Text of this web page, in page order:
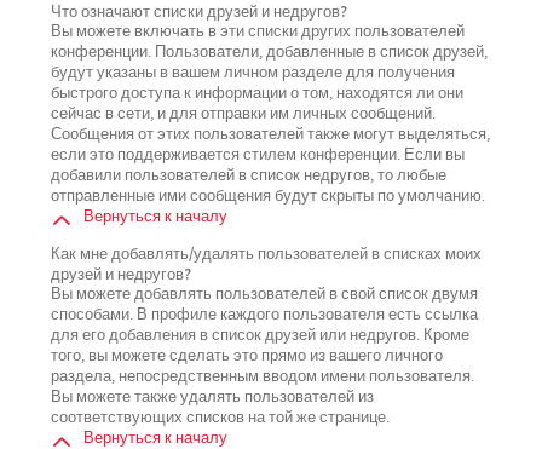
Что означают списки друзей и недругов?
Вы можете включать в эти списки других пользователей
конференции. Пользователи, добавленные в список друзей,
будут указаны в вашем личном разделе для получения
быстрого доступа к информации о том, находятся ли они
сейчас в сети, и для отправки им личных сообщений.
Сообщения от этих пользователей также могут выделяться,
если это поддерживается стилем конференции. Если вы
добавили пользователей в список недругов, то любые
отправленные ими сообщения будут скрыты по умолчанию.
Вернуться к началу
Как мне добавлять/удалять пользователей в списках моих
друзей и недругов?
Вы можете добавлять пользователей в свой список двумя
способами. В профиле каждого пользователя есть ссылка
для его добавления в список друзей или недругов. Кроме
того, вы можете сделать это прямо из вашего личного
раздела, непосредственным вводом имени пользователя.
Вы можете также удалять пользователей из
соответствующих списков на той же странице.
Вернуться к началу